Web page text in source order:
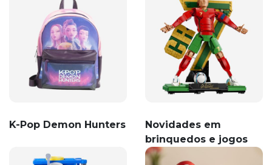
K-Pop Demon Hunters
Novidades em
brinquedos e jogos